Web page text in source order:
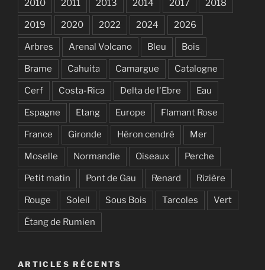
2010 2011 2013 2014 2017 2018
2019 2020 2022 2024 2026
Arbres Arenal Volcano Bleu Bois
Brame Cahuita Camargue Catalogne
Cerf Costa-Rica Delta de l'Ebre Eau
Espagne Etang Europe Flamant Rose
France Gironde Héron cendré Mer
Moselle Normandie Oiseaux Perche
Petit matin Pont de Gau Renard Rizière
Rouge Soleil Sous Bois Tarcoles Vert
Étang de Rumien
ARTICLES RÉCENTS